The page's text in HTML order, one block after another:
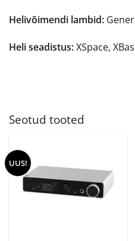
Helivõimendi lambid:
Heli seadistus:XSpace,
Seotud tooted
UUS!